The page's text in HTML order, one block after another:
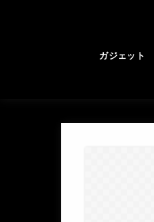
ガジェット